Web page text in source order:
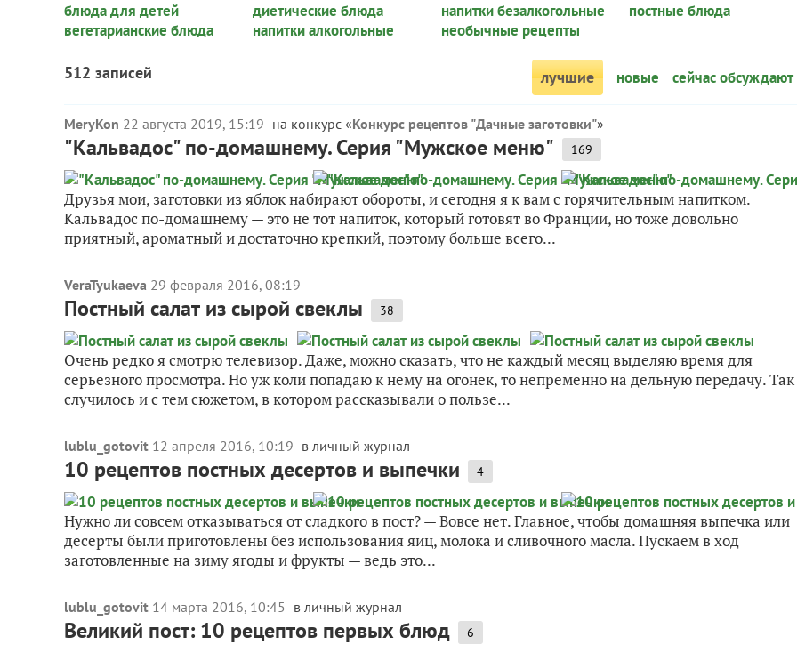
блюда для детей
вегетарианские блюда
диетические блюда
напитки алкогольные
напитки безалкогольные
необычные рецепты
постные блюда
512 записей лучшие новые сейчас обсуждают
MeryKon 22 августа 2019, 15:19 на конкурс «Конкурс рецептов "Дачные заготовки"»
"Кальвадос" по-домашнему. Серия "Мужское меню" 169
Друзья мои, заготовки из яблок набирают обороты, и сегодня я к вам с горячительным напитком.
Кальвадос по-домашнему — это не тот напиток, который готовят во Франции, но тоже довольно
приятный, ароматный и достаточно крепкий, поэтому больше всего...
VeraTyukaeva 29 февраля 2016, 08:19
Постный салат из сырой свеклы 38
Очень редко я смотрю телевизор. Даже, можно сказать, что не каждый месяц выделяю время для
серьезного просмотра. Но уж коли попадаю к нему на огонек, то непременно на дельную передачу. Так
случилось и с тем сюжетом, в котором рассказывали о пользе...
lublu_gotovit 12 апреля 2016, 10:19 в личный журнал
10 рецептов постных десертов и выпечки 4
Нужно ли совсем отказываться от сладкого в пост? — Вовсе нет. Главное, чтобы домашняя выпечка или
десерты были приготовлены без использования яиц, молока и сливочного масла. Пускаем в ход
заготовленные на зиму ягоды и фрукты — ведь это...
lublu_gotovit 14 марта 2016, 10:45 в личный журнал
Великий пост: 10 рецептов первых блюд 6